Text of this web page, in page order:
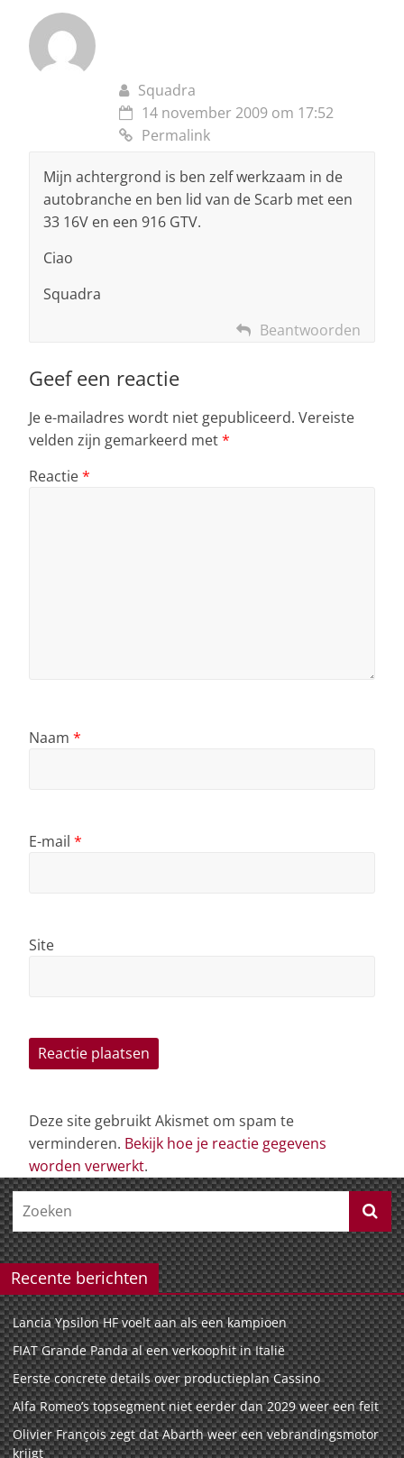
Squadra
14 november 2009 om 17:52
Permalink
Mijn achtergrond is ben zelf werkzaam in de
autobranche en ben lid van de Scarb met een
33 16V en een 916 GTV.
Ciao
Squadra
Beantwoorden
Geef een reactie
Je e-mailadres wordt niet gepubliceerd. Vereiste
velden zijn gemarkeerd met*
Reactie*
Naam *
E-mail *
Site
Deze site gebruikt Akismet om spam te
verminderen. Bekijk hoe je reactie gegevens
worden verwerkt.
Recente berichten
Lancia Ypsilon HF voelt aan als een kampioen
FIAT Grande Panda al een verkoophit in Italië
Eerste concrete details over productieplan Cassino
Alfa Romeo’s topsegment niet eerder dan 2029 weer een feit
Olivier François zegt dat Abarth weer een vebrandingsmotor
krijgt